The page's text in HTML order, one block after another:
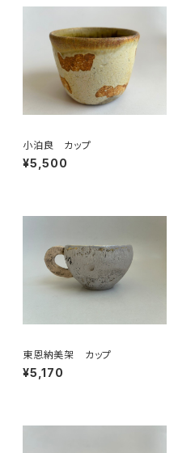
小泊良 カップ
¥5,500
東恩納美架 カップ
¥5,170